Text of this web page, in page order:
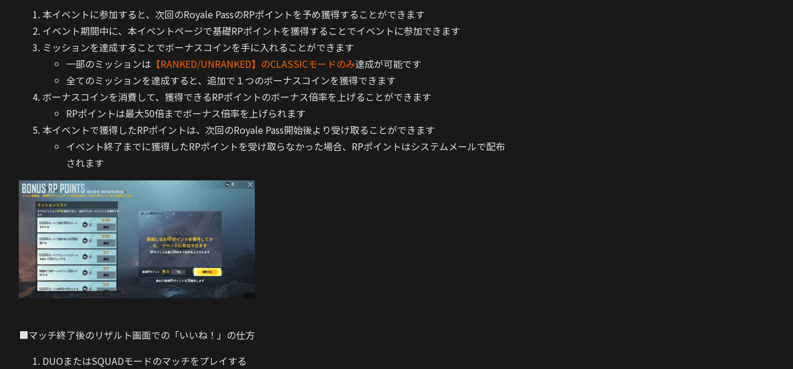
本イベントに参加すると、次回のRoyale PassのRPポイントを予め獲得することができます
イベント期間中に、本イベントページで基礎RPポイントを獲得することでイベントに参加できます
ミッションを達成することでボーナスコインを手に入れることができます
一部のミッションは 【RANKED/UNRANKED】のCLASSICモードのみ達成が可能です
全てのミッションを達成すると、追加で１つのボーナスコインを獲得できます
ボーナスコインを消費して、獲得できるRPポイントのボーナス倍率を上げることができます
RPポイントは最大50倍までボーナス倍率を上げられます
本イベントで獲得したRPポイントは、次回のRoyale Pass開始後より受け取ることができます
イベント終了までに獲得したRPポイントを受け取らなかった場合、RPポイントはシステムメールで配布
されます
■マッチ終了後のリザルト画面での「いいね！」の仕方
DUOまたはSQUADモードのマッチをプレイする